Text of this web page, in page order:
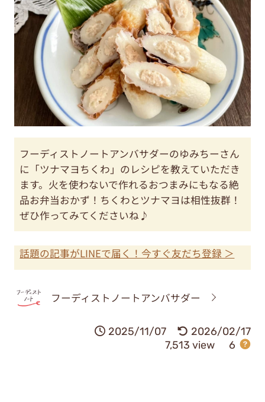
フーディストノートアンバサダーのゆみちーさん
に「ツナマヨちくわ」のレシピを教えていただき
ます。火を使わないで作れるおつまみにもなる絶
品お弁当おかず！ちくわとツナマヨは相性抜群！
ぜひ作ってみてくださいね♪
話題の記事がLINEで届く！今すぐ友だち登録 ＞
フーディストノートアンバサダー
2025/11/07
2026/02/17
7,513 view
6